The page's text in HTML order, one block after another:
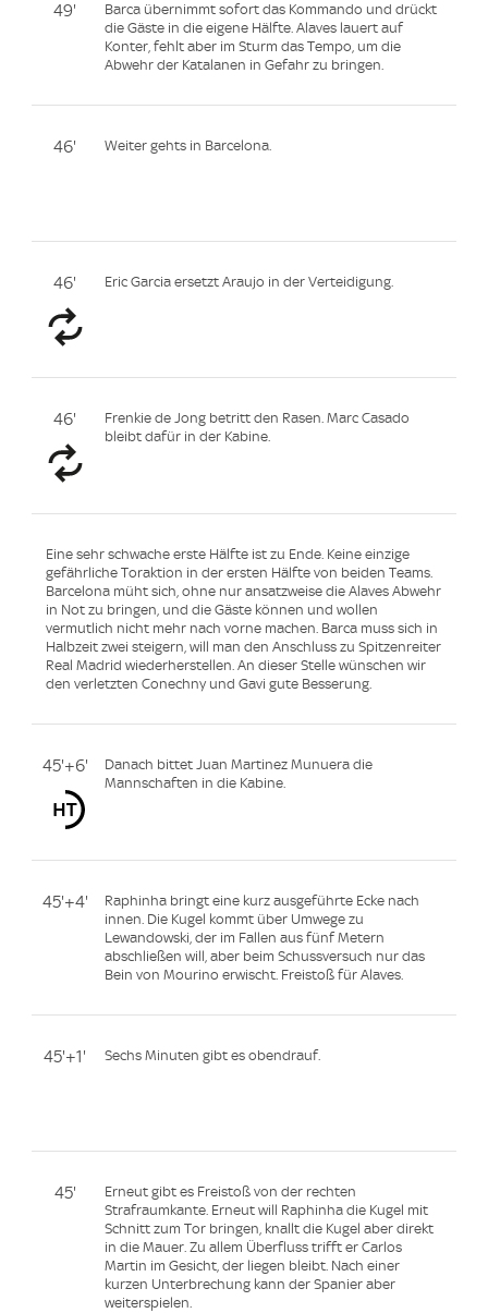
49'
Barca übernimmt sofort das Kommando und drückt
die Gäste in die eigene Hälfte. Alaves lauert auf
Konter, fehlt aber im Sturm das Tempo, um die
Abwehr der Katalanen in Gefahr zu bringen.
46' Weiter gehts in Barcelona.
46' Eric Garcia ersetzt Araujo in der Verteidigung.
46'
Frenkie de Jong betritt den Rasen. Marc Casado
bleibt dafür in der Kabine.
Eine sehr schwache erste Hälfte ist zu Ende. Keine einzige
gefährliche Toraktion in der ersten Hälfte von beiden Teams.
Barcelona müht sich, ohne nur ansatzweise die Alaves Abwehr
in Not zu bringen, und die Gäste können und wollen
vermutlich nicht mehr nach vorne machen. Barca muss sich in
Halbzeit zwei steigern, will man den Anschluss zu Spitzenreiter
Real Madrid wiederherstellen. An dieser Stelle wünschen wir
den verletzten Conechny und Gavi gute Besserung.
45'+6'
Danach bittet Juan Martinez Munuera die
Mannschaften in die Kabine.
45'+4'
Raphinha bringt eine kurz ausgeführte Ecke nach
innen. Die Kugel kommt über Umwege zu
Lewandowski, der im Fallen aus fünf Metern
abschließen will, aber beim Schussversuch nur das
Bein von Mourino erwischt. Freistoß für Alaves.
45'+1' Sechs Minuten gibt es obendrauf.
45'
Erneut gibt es Freistoß von der rechten
Strafraumkante. Erneut will Raphinha die Kugel mit
Schnitt zum Tor bringen, knallt die Kugel aber direkt
in die Mauer. Zu allem Überfluss trifft er Carlos
Martin im Gesicht, der liegen bleibt. Nach einer
kurzen Unterbrechung kann der Spanier aber
weiterspielen.